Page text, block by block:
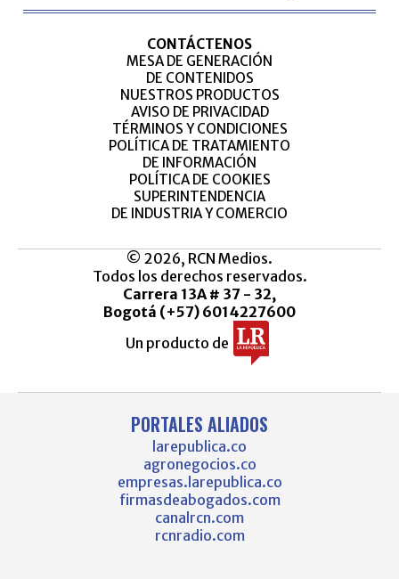
CONTÁCTENOS
MESA DE GENERACIÓN
DE CONTENIDOS
NUESTROS PRODUCTOS
AVISO DE PRIVACIDAD
TÉRMINOS Y CONDICIONES
POLÍTICA DE TRATAMIENTO
DE INFORMACIÓN
POLÍTICA DE COOKIES
SUPERINTENDENCIA
DE INDUSTRIA Y COMERCIO
© 2026, RCN Medios.
Todos los derechos reservados.
Carrera 13A # 37 - 32,
Bogotá (+57) 6014227600
Un producto de
PORTALES ALIADOS
larepublica.co
agronegocios.co
empresas.larepublica.co
firmasdeabogados.com
canalrcn.com
rcnradio.com